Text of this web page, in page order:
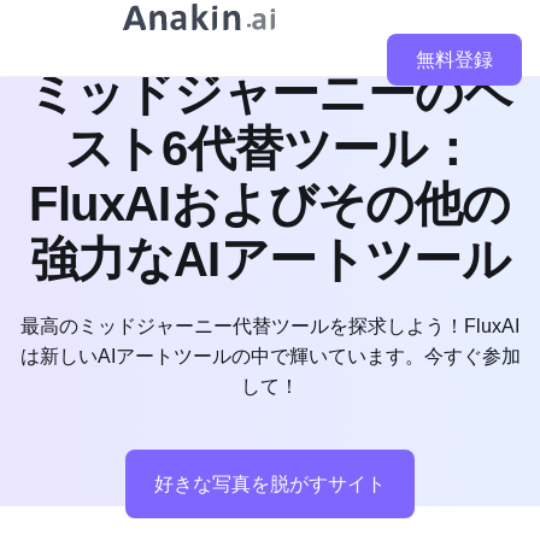
無料登録
ミッドジャーニーのベ
スト6代替ツール：
FluxAIおよびその他の
強力なAIアートツール
最高のミッドジャーニー代替ツールを探求しよう！FluxAI
は新しいAIアートツールの中で輝いています。今すぐ参加
して！
好きな写真を脱がすサイト